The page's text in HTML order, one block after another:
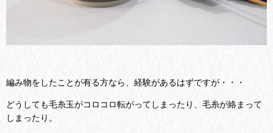
編み物をしたことが有る方なら、経験があるはずですが・・・
どうしても毛糸玉がコロコロ転がってしまったり、毛糸が絡まって
しまったり。